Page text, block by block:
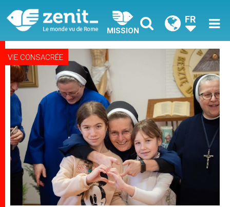
MISSION
FR
VIE CONSACRÉE